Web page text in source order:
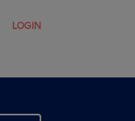
LOGIN